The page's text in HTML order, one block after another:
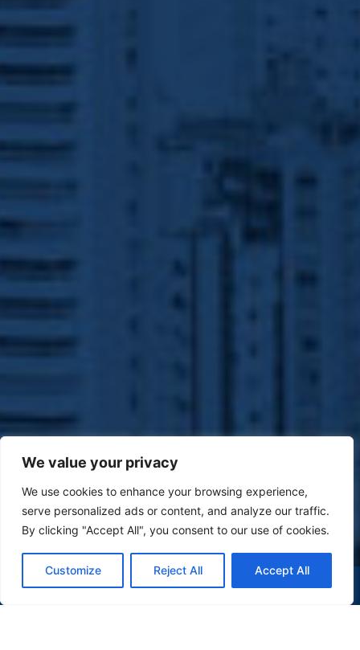
We value your privacy
We use cookies to enhance your browsing experience,
serve personalized ads or content, and analyze our traffic.
By clicking "Accept All", you consent to our use of cookies.
Customize Reject All Accept All
(47) 9 9977-7630